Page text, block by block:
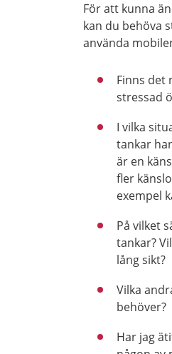
För att kunna
kan du behöva
använda
Finns det
stressad
I vilka
tankar
är en
fler
exempel
På vilket
tankar?
lång sikt?
Vilka
behöver?
Har jag